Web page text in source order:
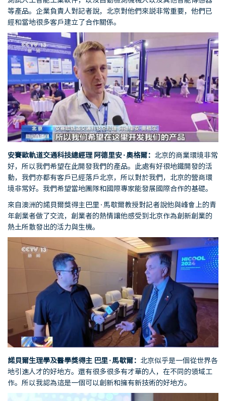
等產品。企業負責人對記者說，北京對他們來説非常重要，他們已
經和當地很多客戶建立了合作關係。
安賽歐軌道交通科技總經理 阿德里安·奧格爾： 北京的商業環境非常
好，所以我們希望在此開發我們的產品。此處有好很地鐵開發的活
動，我們亦都有客戶已經落戶北京，所以對於我們，北京的營商環
境非常好。我們希望當地團隊和國際專家能發展國際合作的基礎。
來自澳洲的諾貝爾獎得主巴里·馬歇爾教授對記者說他與峰會上的青
年創業者做了交流，創業者的熱情讓他感受到北京作為創新創業的
熱土所散發出的活力與生機。
諾貝爾生理學及醫學獎得主 巴里 ·馬歇爾： 北京似乎是一個從世界各
地引進人才的好地方。還有很多很多有才華的人，在不同的領域工
作。所以我認為這是一個可以創新和擁有新技術的好地方。